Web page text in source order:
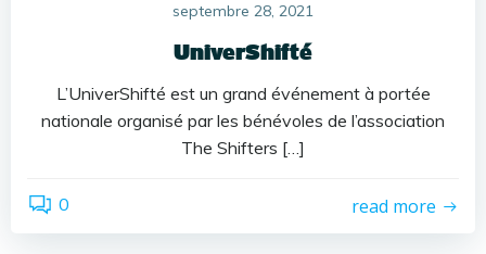
septembre 28, 2021
UniverShifté
L’UniverShifté est un grand événement à portée
nationale organisé par les bénévoles de l’association
The Shifters […]
0 read more